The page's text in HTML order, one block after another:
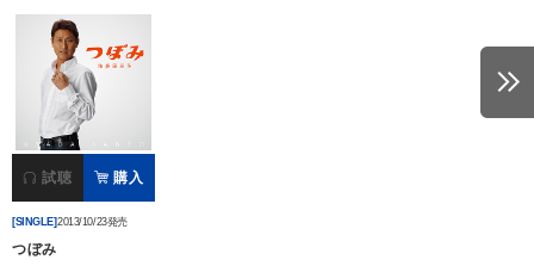
ランキング
オーディション
直営ショップ
会社情報
試聴 購入
[SINGLE]2013/10/23発売
つぼみ